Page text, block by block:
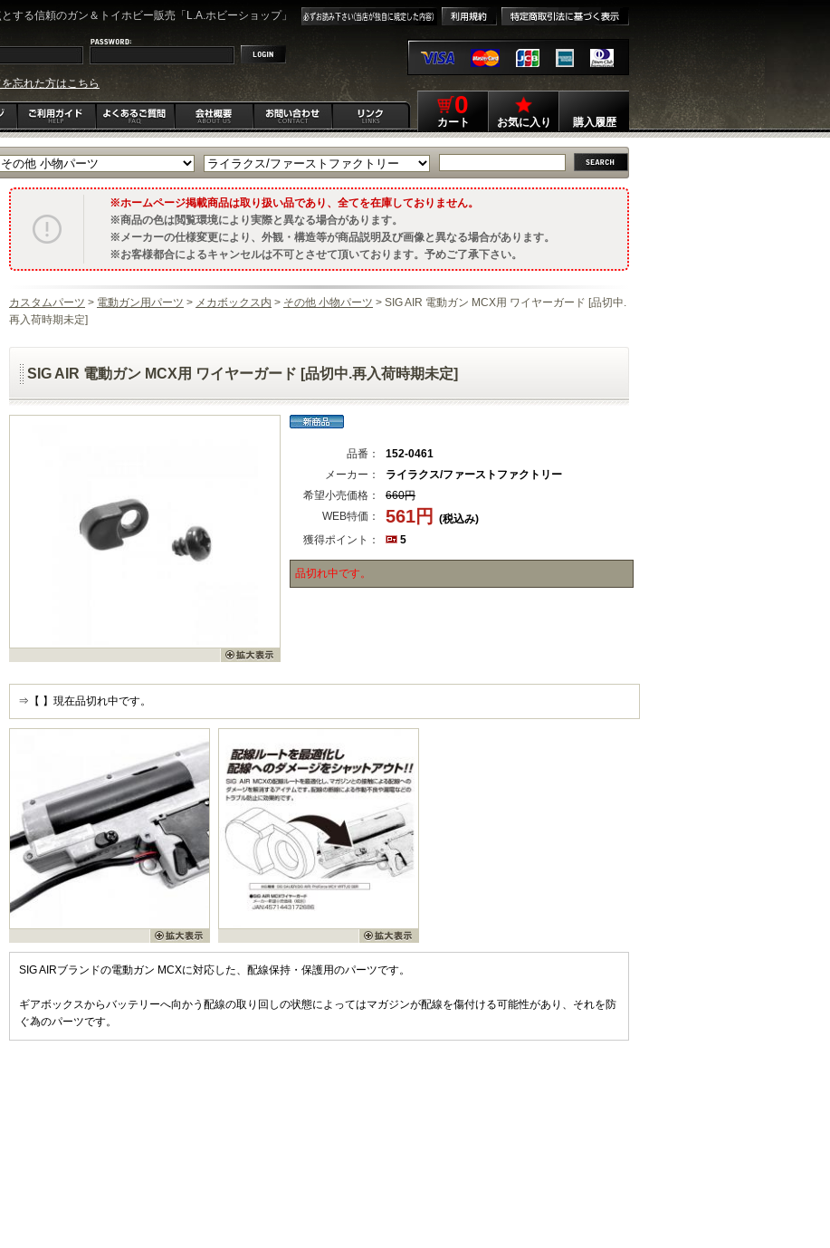
する信頼のガン＆トイホビー販売「L.A.ホビーショップ」
忘れた方はこちら
0
カート お気に入り 購入履歴
ホームページ掲載商品は取り扱い品であり、全てを在庫しておりません。
商品の色は閲覧環境により実際と異なる場合があります。
メーカーの仕様変更により、外観・構造等が商品説明及び画像と異なる場合があります。
お客様都合によるキャンセルは不可とさせて頂いております。予めご了承下さい。
カスタムパーツ > 電動ガン用パーツ > メカボックス内 > その他 小物パーツ > SIG AIR 電動ガン MCX用 ワイヤーガード [品切中.
再入荷時期未定]
SIG AIR 電動ガン MCX用 ワイヤーガード [品切中.再入荷時期未定]
品番：
152-0461
メーカー：
ライラクス/ファーストファクトリー
希望小売価格：
660円
WEB特価：
561円
(税込み)
獲得ポイント：
5
品切れ中です。
⇒【 】現在品切れ中です。
SIG AIRブランドの電動ガン MCXに対応した、配線保持・保護用のパーツです。
ギアボックスからバッテリーへ向かう配線の取り回しの状態によってはマガジンが配線を傷付ける可能性があり、それを防
ぐ為のパーツです。